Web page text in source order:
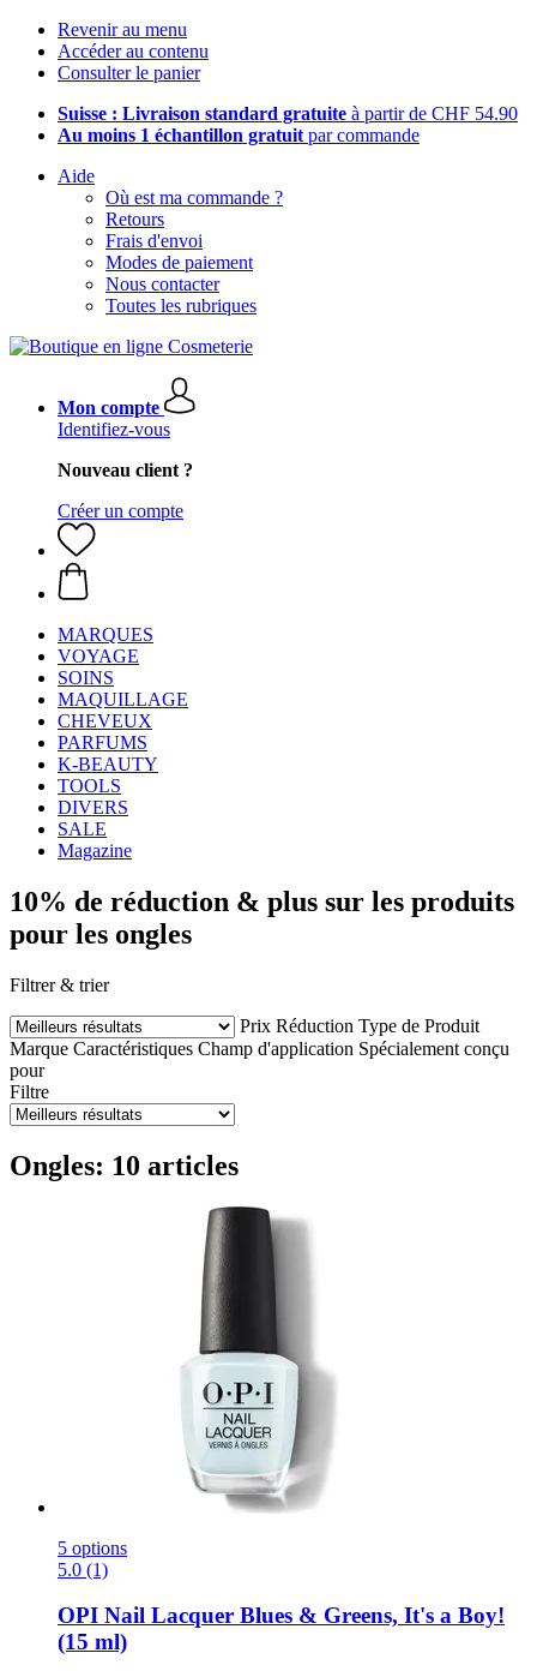
Revenir au menu
Accéder au contenu
Consulter le panier
Suisse : Livraison standard gratuite à partir de CHF 54.90
Au moins 1 échantillon gratuit par commande
Aide
Où est ma commande ?
Retours
Frais d'envoi
Modes de paiement
Nous contacter
Toutes les rubriques
Mon compte
Identifiez-vous
Nouveau client ?
Créer un compte
MARQUES
VOYAGE
SOINS
MAQUILLAGE
CHEVEUX
PARFUMS
K-BEAUTY
TOOLS
DIVERS
SALE
Magazine
10% de réduction & plus sur les produits
pour les ongles
Filtrer & trier
Prix Réduction Type de Produit
Marque Caractéristiques Champ d'application Spécialement conçu
pour
Filtre
Ongles: 10 articles
5 options
5.0 (1)
OPI Nail Lacquer Blues & Greens, It's a Boy!
(15 ml)